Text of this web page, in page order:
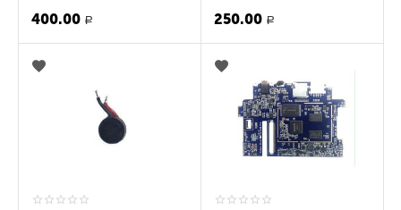
400.00 Р 250.00 Р